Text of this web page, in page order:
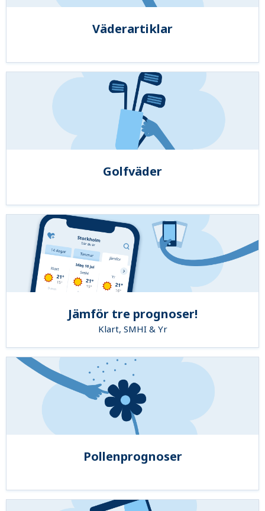
Väderartiklar
Golfväder
Jämför tre prognoser!
Klart, SMHI & Yr
Pollenprognoser